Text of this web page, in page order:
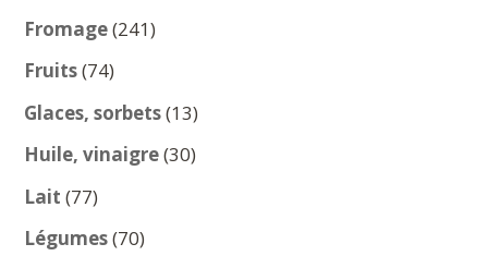
produits
Fromage 241241
Fruits 7474
produits
Glaces, sorbets 1313
produits
Huile, vinaigre 3030
Lait 7777
produits
Légumes 7070